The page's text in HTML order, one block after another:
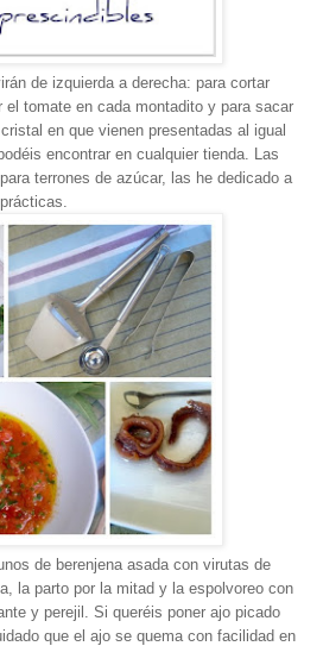
de izquierda a derecha: para cortar
tomate en cada montadito y para sacar
en que vienen presentadas al igual
encontrar en cualquier tienda. Las
terrones de azúcar, las he dedicado a
de berenjena asada con virutas de
la parto por la mitad y la espolvoreo con
y perejil. Si queréis poner ajo picado
que el ajo se quema con facilidad en